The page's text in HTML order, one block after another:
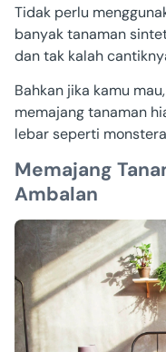
Tidak perlu
banyak tanaman
dan tak kalah
Bahkan jika kamu
memajang tanaman
lebar seperti
Memajang
Ambalan